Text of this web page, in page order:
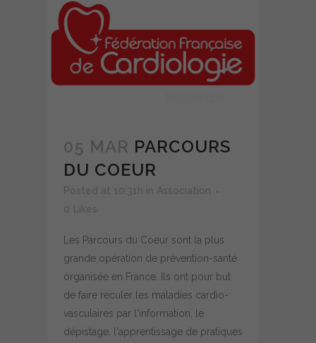
05 MAR PARCOURS
DU COEUR
Posted at 10:31h in Association
0
Likes
Les Parcours du Coeur sont la plus
grande opération de prévention-santé
organisée en France. Ils ont pour but
de faire reculer les maladies cardio-
vasculaires par l'information, le
dépistage, l'apprentissage de pratiques